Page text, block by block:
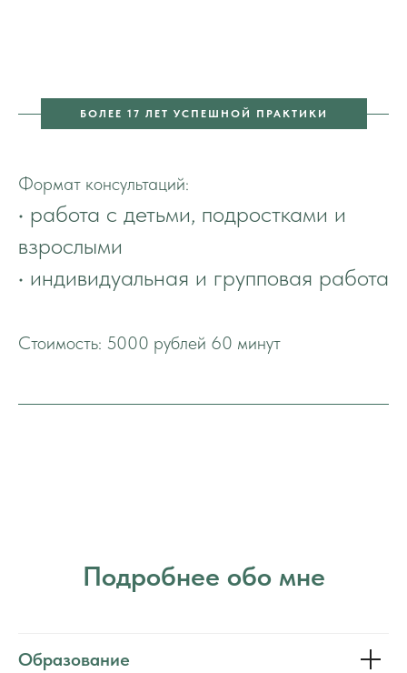
БОЛЕЕ 17 ЛЕТ УСПЕШНОЙ ПРАКТИКИ
Формат консультаций:
• работа с детьми, подростками и
взрослыми
• индивидуальная и групповая работа
Стоимость: 5000 рублей 60 минут
Подробнее обо мне
Образование